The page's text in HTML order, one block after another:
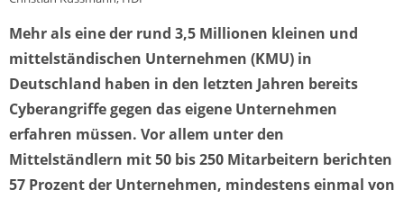
Mehr als eine der rund 3,5 Millionen kleinen und
mittelständischen Unternehmen (KMU) in
Deutschland haben in den letzten Jahren bereits
Cyberangriffe gegen das eigene Unternehmen
erfahren müssen. Vor allem unter den
Mittelständlern mit 50 bis 250 Mitarbeitern berichten
57 Prozent der Unternehmen, mindestens einmal von